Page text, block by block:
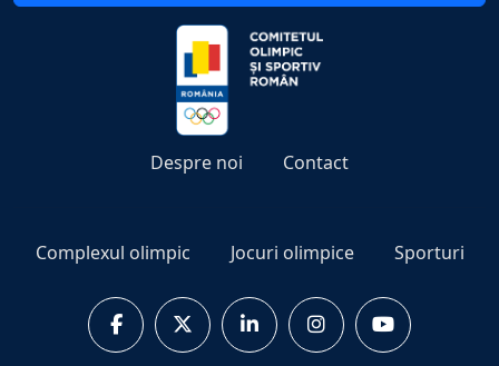
Despre noi Contact
Complexul olimpic Jocuri olimpice Sporturi